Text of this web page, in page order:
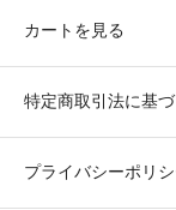
カートを見る
特定商取引法に基
プライバシーポリ